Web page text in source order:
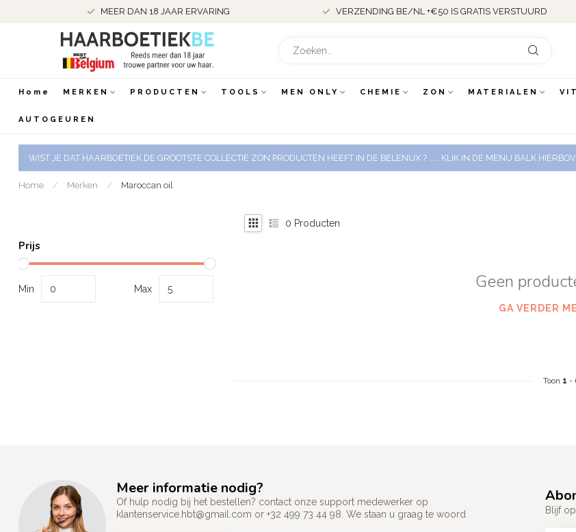
MEER DAN 18 JAAR ERVARING VERZENDING BE/NL +€50 IS GRATIS VERSTUURD
Home MERKEN PRODUCTEN TOOLS MEN ONLY CHEMIE ZON MATERIALEN
AUTOGEUREN
WIST JE DAT HAARBOETIEK DE GROOTSTE COLLECTIE ZON PRODUCTEN HEEFT IN DE BELENUX ? ..... KLIK IN DE MENU BALK
Home / Merken / Maroccan oil
Prijs
Min Max
0 Producten
Geen
GA VERDER
Toon 1 -
Meer informatie nodig?
Of hulp nodig bij het bestellen? contact onze support medewerker op
klantenservice.hbt@gmail.com or +32 499 73 44 98. We staan u graag te woord Blijf